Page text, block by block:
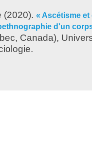
(2020). « Ascétisme
d'un
Canada),